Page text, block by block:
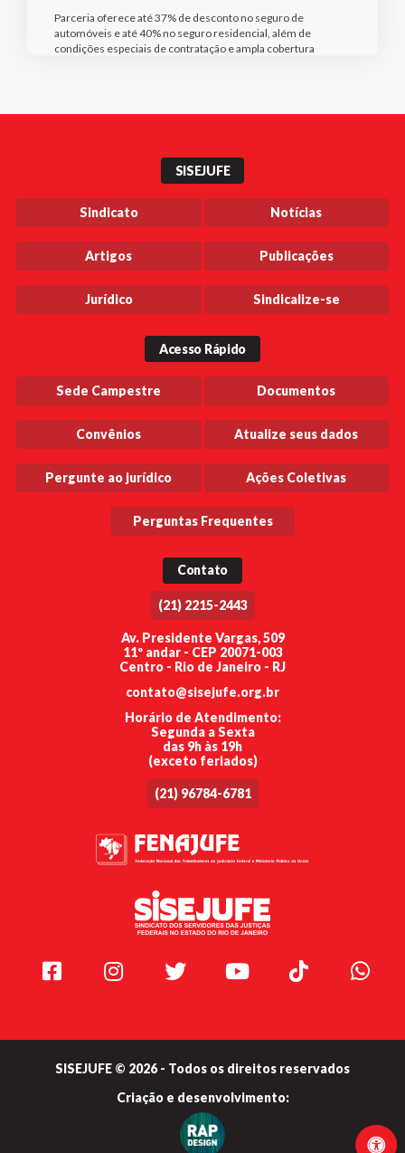
Parceria oferece até 37% de desconto no seguro de
automóveis e até 40% no seguro residencial, além de
condições especiais de contratação e ampla cobertura
SISEJUFE
Sindicato Notícias
Artigos Publicações
Jurídico Sindicalize-se
Acesso Rápido
Sede Campestre Documentos
Convênios Atualize seus dados
Pergunte ao jurídico Ações Coletivas
Perguntas Frequentes
Contato
(21) 2215-2443
Av. Presidente Vargas, 509
11º andar - CEP 20071-003
Centro - Rio de Janeiro - RJ
contato@sisejufe.org.br
Horário de Atendimento:
Segunda a Sexta
das 9h às 19h
(exceto feriados)
(21) 96784-6781
Facebook Instagram Twitter Youtube TikTok
SISEJUFE © 2026 - Todos os direitos reservados
Criação e desenvolvimento: